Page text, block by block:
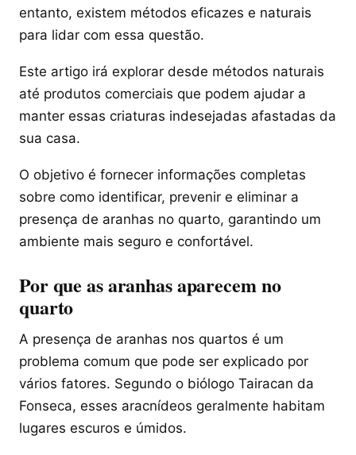
entanto, existem métodos eficazes e naturais
para lidar com essa questão.
Este artigo irá explorar desde métodos naturais
até produtos comerciais que podem ajudar a
manter essas criaturas indesejadas afastadas da
sua casa.
O objetivo é fornecer informações completas
sobre como identificar, prevenir e eliminar a
presença de aranhas no quarto, garantindo um
ambiente mais seguro e confortável.
Por que as aranhas aparecem no
quarto
A presença de aranhas nos quartos é um
problema comum que pode ser explicado por
vários fatores. Segundo o biólogo Tairacan da
Fonseca, esses aracnídeos geralmente habitam
lugares escuros e úmidos.